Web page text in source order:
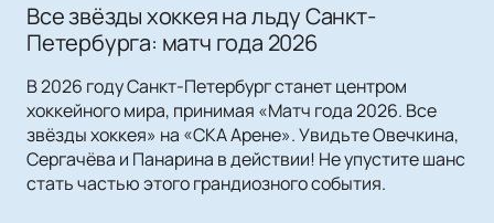
Все звёзды хоккея на льду Санкт-
Петербурга: матч года 2026
В 2026 году Санкт-Петербург станет центром
хоккейного мира, принимая «Матч года 2026. Все
звёзды хоккея» на «СКА Арене». Увидьте Овечкина,
Сергачёва и Панарина в действии! Не упустите шанс
стать частью этого грандиозного события.